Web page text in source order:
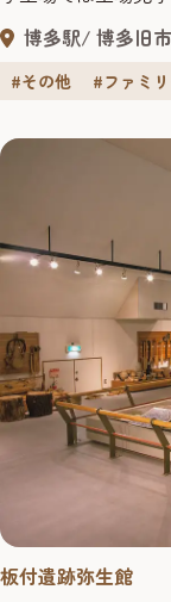
みいただける明太
きるメニューをご
できる売店を併設
また、博多の伝...
博多駅 博多旧
#その他 #ファミ
板付遺跡弥生館